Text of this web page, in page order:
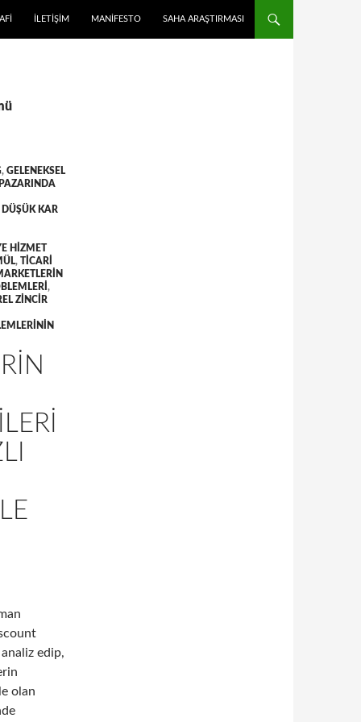
İLETIŞIM MANIFESTO SAHA ARAŞTIRMASI
, GELENEKSEL
DÜŞÜK KAR
HIZMET
, TICARI
,
ZINCIR
edip,
olan